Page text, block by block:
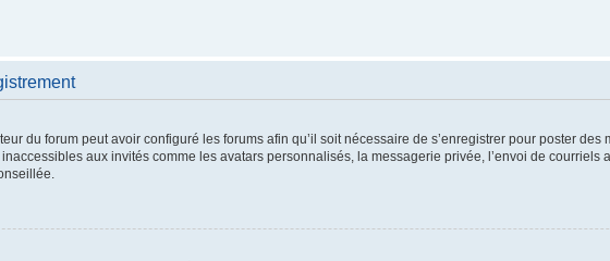
du forum peut avoir configuré les forums afin qu’il soit nécessaire de s’enregistrer pour poster
aux invités comme les avatars personnalisés, la messagerie privée, l’envoi de courriels